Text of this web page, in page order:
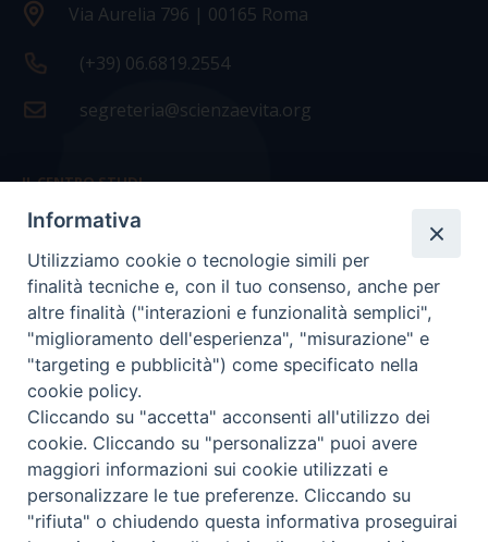
Via Aurelia 796 | 00165 Roma
(+39) 06.6819.2554
segreteria@scienzaevita.org
IL CENTRO STUDI
La nostra storia
Statuto
Presidenza e ufficio presidenza
Consiglio scientifico
Coordinamento nazionale
COPYRIGHT Scienza & Vita - C.F96600690588- Tutti i
Informativa
Utilizziamo cookie o tecnologie simili per
finalità tecniche e, con il tuo consenso, anche per
altre finalità ("interazioni e funzionalità semplici",
"miglioramento dell'esperienza", "misurazione" e
"targeting e pubblicità") come specificato nella
cookie policy.
Cliccando su "accetta" acconsenti all'utilizzo dei
cookie. Cliccando su "personalizza" puoi avere
maggiori informazioni sui cookie utilizzati e
personalizzare le tue preferenze. Cliccando su
"rifiuta" o chiudendo questa informativa proseguirai